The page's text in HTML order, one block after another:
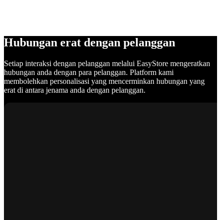
Hubungan erat dengan pelanggan
Setiap interaksi dengan pelanggan melalui EasyStore mengeratkan
hubungan anda dengan para pelanggan. Platform kami
membolehkan personalisasi yang mencerminkan hubungan yang
erat di antara jenama anda dengan pelanggan.